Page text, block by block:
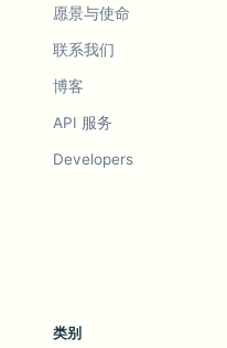
愿景与使命
联系我们
博客
API 服务
Developers
类别